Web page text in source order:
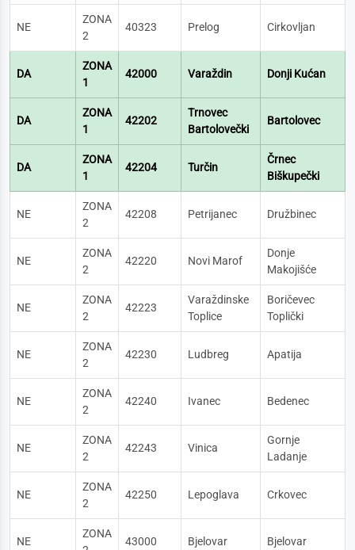
NE
ZONA
2
40323 Prelog Cirkovljan
DA
ZONA
1
42000 Varaždin Donji Kućan
DA
ZONA
1
42202
Trnovec
Bartolovečki
Bartolovec
DA
ZONA
1
42204 Turčin
Črnec
Biškupečki
NE
ZONA
2
42208 Petrijanec Družbinec
NE
ZONA
2
42220 Novi Marof
Donje
Makojišće
NE
ZONA
2
42223
Varaždinske
Toplice
Boričevec
Toplički
NE
ZONA
2
42230 Ludbreg Apatija
NE
ZONA
2
42240 Ivanec Bedenec
NE
ZONA
2
42243 Vinica
Gornje
Ladanje
NE
ZONA
2
42250 Lepoglava Crkovec
NE
ZONA
43000 Bjelovar Bjelovar